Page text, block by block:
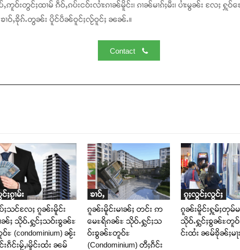
ႇဢူဝ်းတွင်ႈထၢမ် ၵဵဝ်ႇၵပ်းငဝ်းလၢႆးၵၢၼ်မိူင်း၊ ၵၢၼ်မၢၵ်ႈမီး၊ ပၢႆးမွၼ်း လႄႈ ႁူဝ်
ၢဝ်ႇၶိုၵ်ႉတွၼ်း ပိူင်ပဵၼ်ဝူင်ႈလႂ်ဝူင်ႈ ၼၼ်ႉ။
Contact
ႈၵႂၢမ်း
ႈသင်လႄႈ ၵူၼ်းမိူင်း
ၼ်ႈ သိုဝ်ႉႁွင်ႈသဝ်းၶွၼ်ႊ
ႊ (condominium) ၼႂ်း
းၵဵင်းမႂ်ႇ၊မိူင်းထႆး ၼမ်
ၶၢဝ်ႇ
ၵူၼ်းမိူင်းမၢၼ်ႈ တင်း ဢ
မေႊရိၵၼ်ႊ သိုဝ်ႉႁွင်ႈသ
ဝ်းၶွၼ်ႊတူဝ်ႊ
(Condominium) တီႈၵဵင်း
ၵူႈလွင်ႈလွင်ႈ
ၵူၼ်းမိူင်းႁူမ်ႈတုမ်
သိုဝ်ႉႁွင်ႈၶွၼ်ႊတူ
င်းထႆး ၼမ်ၶိုၼ်ႈမႃ